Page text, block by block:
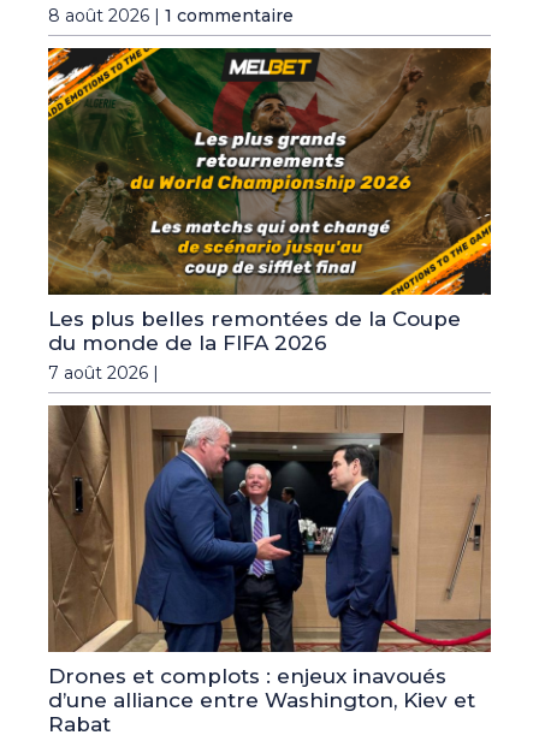
8 août 2026 | 1 commentaire
Les plus belles remontées de la Coupe
du monde de la FIFA 2026
7 août 2026 |
Drones et complots : enjeux inavoués
d’une alliance entre Washington, Kiev et
Rabat